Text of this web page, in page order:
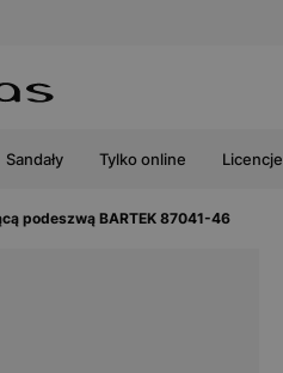
Sandały Tylko online Licencje
podeszwą BARTEK 87041-46